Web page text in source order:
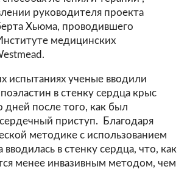
руководителя проекта
Хьюма, проводившего
медицинских
испытаниях ученые вводили
в стенку сердца крыс
дней после того, как был
приступ. Благодаря
методике с использованием
вводилась в стенку сердца, что, как
менее инвазивным методом, чем